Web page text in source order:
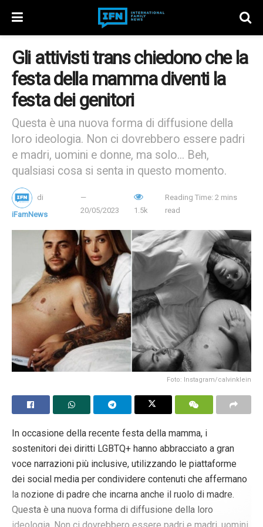
Gli attivisti trans chiedono che la
festa della mamma diventi la
festa dei genitori
Questa è una nuova forma di diffusione della
loro ideologia. Non ci dovrebbero essere padri
e madri, uomini e donne, ma solo... Beh,
qualsiasi cosa si senta in questo momento.
di
iFamNews
20/05/2023 1.5k
Reading Time: 2 mins
read
Foto: Instagram/calvinklein
In occasione della recente festa della mamma, i
sostenitori dei diritti LGBTQ+ hanno abbracciato a gran
voce narrazioni più inclusive, utilizzando le piattaforme
dei social media per condividere contenuti che affermano
la nozione di padre che incarna anche il ruolo di madre.
Questa è una nuova forma di diffusione della loro